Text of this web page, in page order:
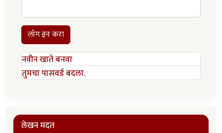
लॉग इन करा
नवीन खाते बनवा
तुमचा पासवर्ड बदला.
लेखन मदत